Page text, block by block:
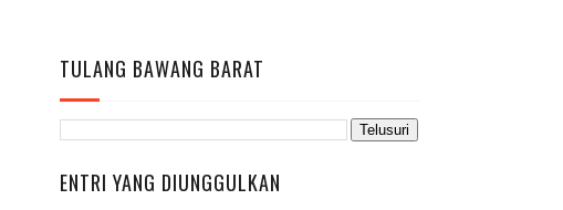
TULANG BAWANG BARAT
ENTRI YANG DIUNGGULKAN